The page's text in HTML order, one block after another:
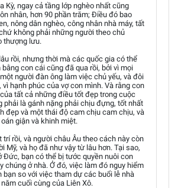
Kỳ, ngay cả tầng lớp nghèo nhất cũng
nhân, hơn 90 phần trăm; Điều đó bao
nông dân nghèo, công nhân nhà máy, tất
không phải những người theo chủ
thượng lưu.
rồi, nhưng thời mà các quốc gia có thể
con cái cũng đã qua rồi, bởi vì mọi
người đàn ông làm việc chủ yếu, và đôi
vì hạnh phúc của vợ con mình. Và rằng con
tất cả những điều tốt đẹp trong cuộc
phải là gánh nặng phải chịu đựng, tốt nhất
đẹp và một thái độ cam chịu cam chịu, và
giận và khinh miệt.
trí rồi, và người châu Âu theo cách này còn
Mỹ, và họ đã như vậy từ lâu hơn. Tại sao,
Đức, bạn có thể bị tước quyền nuôi con
chúng ở nhà. Ở đó, việc làm đó nguy hiểm
bạn so với việc tham dự các buổi lễ nhà
cuối cùng của Liên Xô.